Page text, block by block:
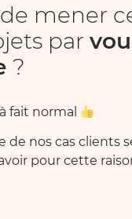
mener
par
?
fait normal
de nos cas clients
pour cette